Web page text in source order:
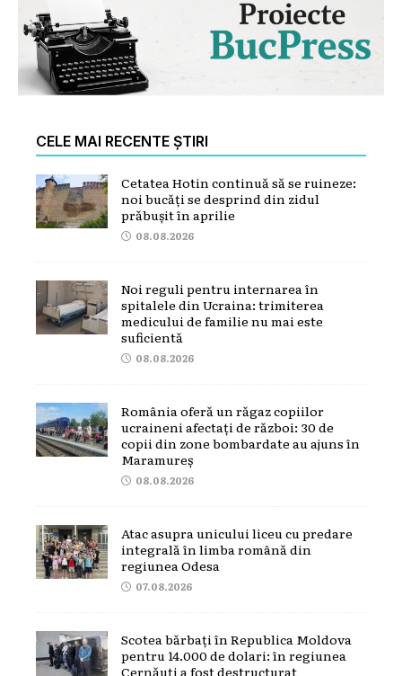
CELE MAI RECENTE ȘTIRI
Cetatea Hotin continuă să se ruineze:
noi bucăți se desprind din zidul
prăbușit în aprilie
08.08.2026
Noi reguli pentru internarea în
spitalele din Ucraina: trimiterea
medicului de familie nu mai este
suficientă
08.08.2026
România oferă un răgaz copiilor
ucraineni afectați de război: 30 de
copii din zone bombardate au ajuns în
Maramureș
08.08.2026
Atac asupra unicului liceu cu predare
integrală în limba română din
regiunea Odesa
07.08.2026
Scotea bărbați în Republica Moldova
pentru 14.000 de dolari: în regiunea
Cernăuți a fost destructurat